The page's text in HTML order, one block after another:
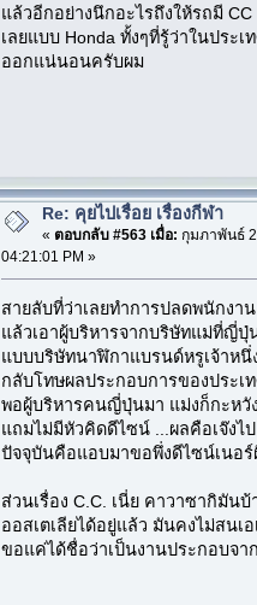
แล้วอีกอย่างนึกอะไรถึงให้รถมี
เลยแบบ Honda ทั้งๆที่รู้ว่าในประ
ออกแน่นอนครับผม
Re: คุยไปเรื่อย เรื่องกีฬา
« ตอบกลับ #563 เมื่อ: กุมภาพันธ์
04:21:01 PM »
สายลับที่ว่าเลยทำการปลดพนักงา
แล้วเอาผู้บริหารจากบริษัทแม่ที่ญี่
แบบบริษัทนาฬิกาแบรนด์หรูเจ้าห
กลับโทษผลประกอบการของประเ
พอผู้บริหารคนญี่ปุ่นมา แม่งก็กะหวั
แถมไม่มีหัวคิดดีไซน์ ...ผลคือเจ๊งไ
ปัจจุบันคือแอบมาขอพึ่งดีไซน์เนอร์
ส่วนเรื่อง C.C. เนี่ย คาวาซากิมัน
ออสเตเลียได้อยู่แล้ว มันคงไม่สนเอ
ขอแค่ได้ชื่อว่าเป็นงานประกอบจา